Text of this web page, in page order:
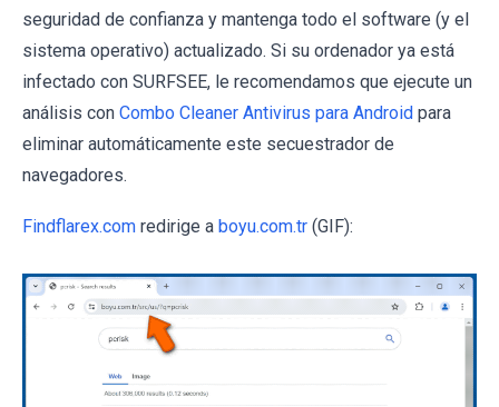
seguridad de confianza y mantenga todo el software (y el
sistema operativo) actualizado. Si su ordenador ya está
infectado con SURFSEE, le recomendamos que ejecute un
análisis con Combo Cleaner Antivirus para Android para
eliminar automáticamente este secuestrador de
navegadores.
Findflarex.com redirige a boyu.com.tr (GIF):